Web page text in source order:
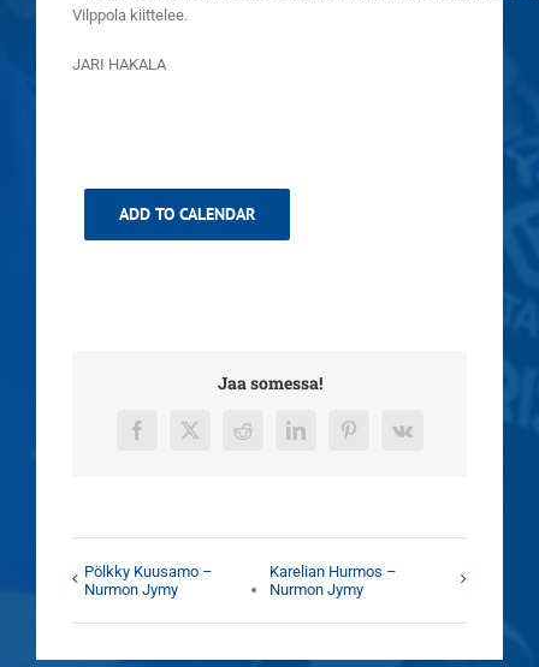
Vilppola kiittelee.
JARI HAKALA
ADD TO CALENDAR
Jaa somessa!
Facebook
X RedditLinkedInPinterest
Vk
Pölkky Kuusamo –
Nurmon Jymy
Karelian Hurmos –
Nurmon Jymy